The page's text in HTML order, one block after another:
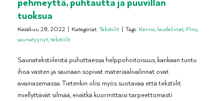
tuoksua
Kesäkuu 28, 2022 | Kategoriat: Tekstiilit | Tags: Kenno, laudeliinat, Pino,
saunatyynyt,tekstiilit
Saunatekstiileistä puhuttaessa helppohoitoisuus, kankaan tuntu
ihoa vasten ja saunaan sopivat materiaalivalinnat ovat
avainasemassa. Tietenkin olisi myös suotavaa että tekstiilit
miellyttävät silmää, eivätkä kuormittaisi tarpeettomasti